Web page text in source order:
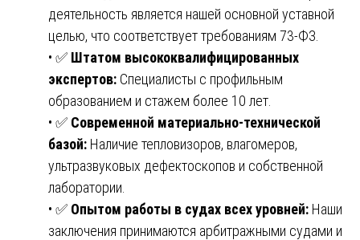
деятельность является нашей основной уставной
целью, что соответствует требованиям 73-ФЗ.
• ✅ Штатом высококвалифицированных
экспертов: Специалисты с профильным
образованием и стажем более 10 лет.
• ✅ Современной материально-технической
базой: Наличие тепловизоров, влагомеров,
ультразвуковых дефектоскопов и собственной
лаборатории.
• ✅ Опытом работы в судах всех уровней: Наши
заключения принимаются арбитражными судами и